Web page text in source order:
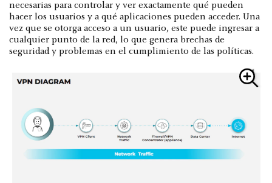
necesarias para controlar y ver exactamente qué pueden
hacer los usuarios y a qué aplicaciones pueden acceder. Una
vez que se otorga acceso a un usuario, este puede ingresar a
cualquier punto de la red, lo que genera brechas de
seguridad y problemas en el cumplimiento de las políticas.